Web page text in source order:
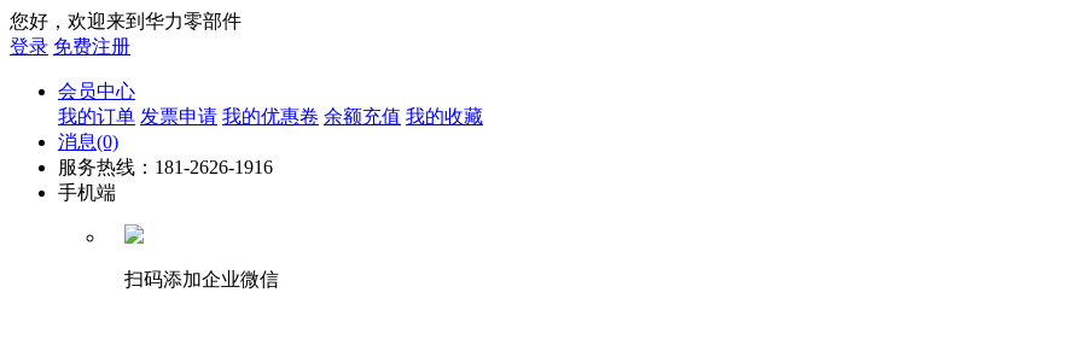
您好，欢迎来到华力零部件
登录 免费注册
会员中心
我的订单 发票申请 我的优惠卷 余额充值 我的收藏
消息(0)
服务热线：181-2626-1916
手机端
扫码添加企业微信